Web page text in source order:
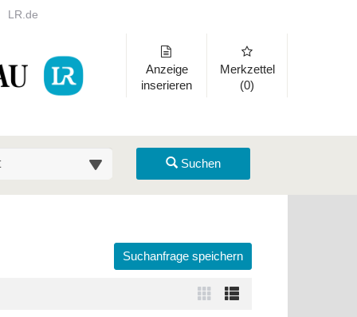
LR.de
Anzeige
inserieren
Merkzettel
(0)
(km)
Suchen
und Links zu öffnen. Mit Pfeil rechts klappen Sie
Suchanfrage speichern